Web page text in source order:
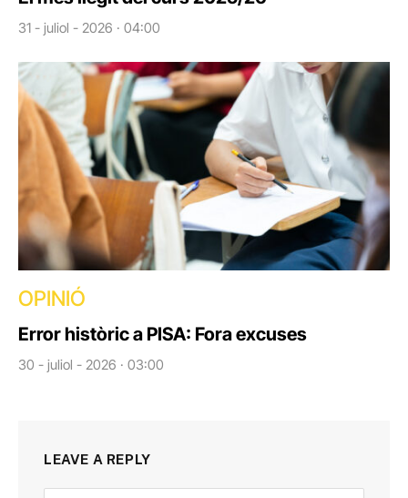
31 - juliol - 2026 · 04:00
OPINIÓ
Error històric a PISA: Fora excuses
30 - juliol - 2026 · 03:00
LEAVE A REPLY